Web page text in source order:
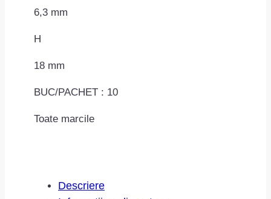
6,3 mm
H
18 mm
BUC/PACHET : 10
Toate marcile
Descriere